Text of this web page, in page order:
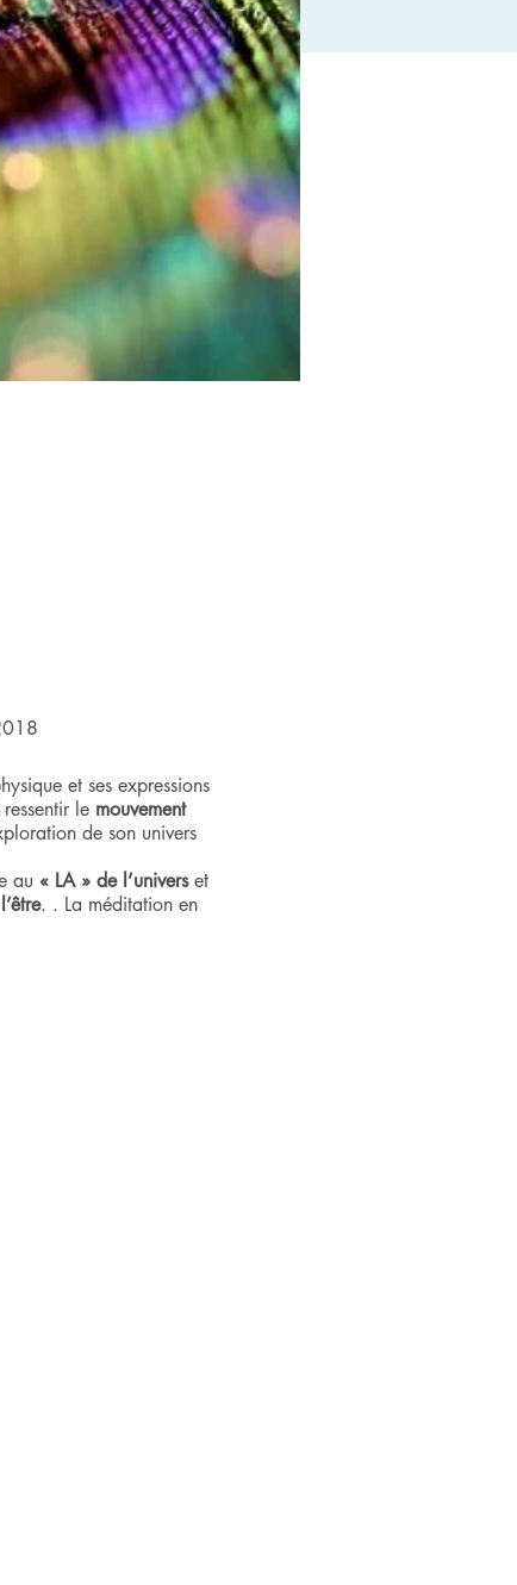
et ses expressions
le mouvement
de son univers
au « LA » de l’universet
. . La méditation en